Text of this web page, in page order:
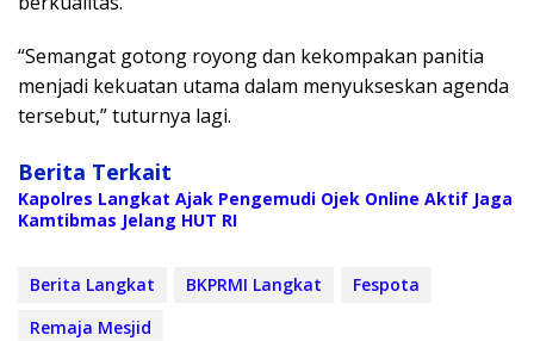
“Semangat gotong royong dan kekompakan panitia
menjadi kekuatan utama dalam menyukseskan agenda
tersebut,” tuturnya lagi.
Berita Terkait
Kapolres Langkat Ajak Pengemudi Ojek Online Aktif Jaga
Kamtibmas Jelang HUT RI
Berita Langkat BKPRMI Langkat
Fespota
Remaja Mesjid